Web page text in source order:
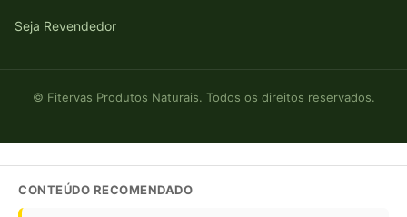
Seja Revendedor
© Fitervas Produtos Naturais. Todos os direitos reservados.
CONTEÚDO RECOMENDADO